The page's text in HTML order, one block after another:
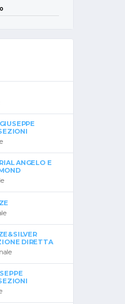
ANGELO E
DIRETTA